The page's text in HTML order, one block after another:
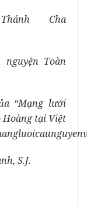
Cha
Toàn
“Mạng lưới
Hoàng tại Việt
S.J.